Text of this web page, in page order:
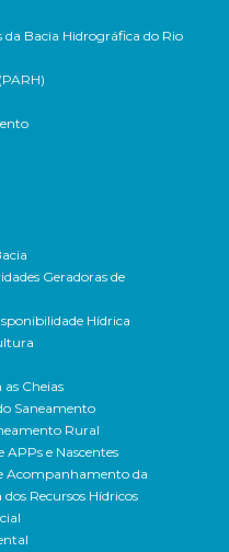
da Bacia Hidrográfica do Rio
Geradoras de
Hídrica
Cheias
Saneamento
Rural
e Nascentes
Acompanhamento da
Recursos Hídricos